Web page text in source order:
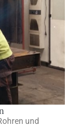
und